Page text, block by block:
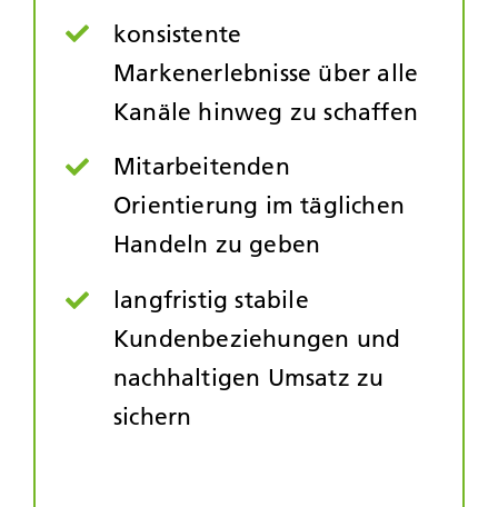
konsistente
Markenerlebnisse über alle
Kanäle hinweg zu schaffen
Mitarbeitenden
Orientierung im täglichen
Handeln zu geben
langfristig stabile
Kundenbeziehungen und
nachhaltigen Umsatz zu
sichern